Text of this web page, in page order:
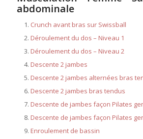
abdominale
Crunch avant bras sur Swissball
Déroulement du dos – Niveau 1
Déroulement du dos – Niveau 2
Descente 2 jambes
Descente 2 jambes alternées bras
Descente 2 jambes bras tendus
Descente de jambes façon Pilates
Descente de jambes façon Pilates
Enroulement de bassin